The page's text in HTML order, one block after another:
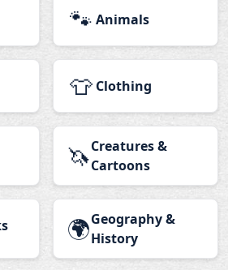
🐾 Animals
👕 Clothing
🦄Creatures &
Cartoons
🌍Geography &
History